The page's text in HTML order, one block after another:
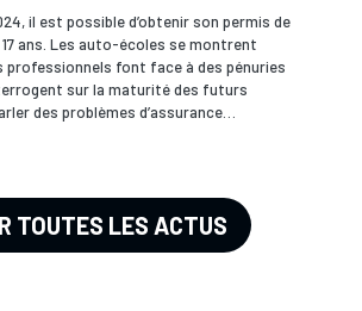
il est possible d’obtenir son permis de
17 ans. Les auto-écoles se montrent
font face à des pénuries
sur la maturité des futurs
des problèmes d’assurance…
TOUTES LES ACTUS